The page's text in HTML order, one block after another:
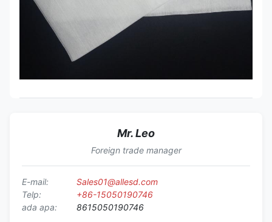
Mr. Leo
Foreign trade manager
E-mail:
Sales01@allesd.com
Telp:
+86-15050190746
ada apa:
8615050190746